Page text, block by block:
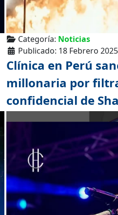
Categoría: Noticias
Publicado: 18 Febrero 2025
Clínica en Perú
millonaria por
confidencial de